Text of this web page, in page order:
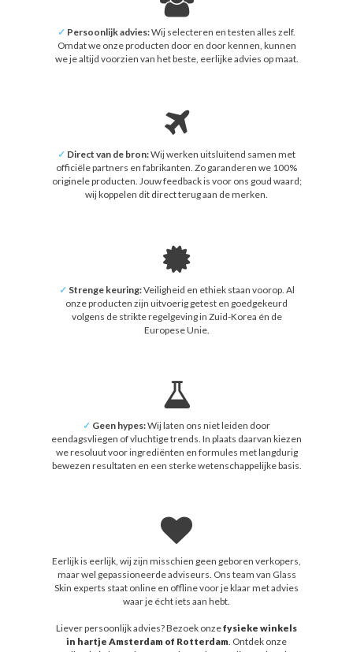
✓ Persoonlijk advies:Wij selecteren en testen alles zelf.
Omdat we onze producten door en door kennen, kunnen
we je altijd voorzien van het beste, eerlijke advies op maat.
✓ Direct van de bron:Wij werken uitsluitend samen met
officiële partners en fabrikanten. Zo garanderen we 100%
originele producten. Jouw feedback is voor ons goud waard;
wij koppelen dit direct terug aan de merken.
✓ Strenge keuring:Veiligheid en ethiek staan voorop. Al
onze producten zijn uitvoerig getest en goedgekeurd
volgens de strikte regelgeving in Zuid-Korea én de
Europese Unie.
✓ Geen hypes:Wij laten ons niet leiden door
eendagsvliegen of vluchtige trends. In plaats daarvan kiezen
we resoluut voor ingrediënten en formules met langdurig
bewezen resultaten en een sterke wetenschappelijke basis.
Eerlijk is eerlijk, wij zijn misschien geen geboren verkopers,
maar wel gepassioneerde adviseurs. Ons team van Glass
Skin experts staat online en offline voor je klaar met advies
waar je écht iets aan hebt.
Liever persoonlijk advies? Bezoek onzefysieke winkels
in hartje Amsterdam of Rotterdam . Ontdek onze